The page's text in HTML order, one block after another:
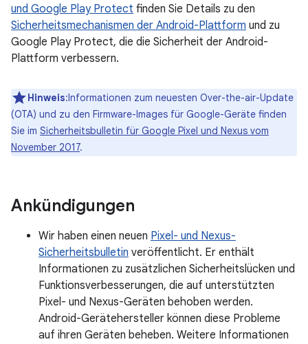
und Google Play Protect finden Sie Details zu den
Sicherheitsmechanismen der Android-Plattform und zu
Google Play Protect, die die Sicherheit der Android-
Plattform verbessern.
Hinweis:Informationen zum neuesten Over-the-air-Update
(OTA) und zu den Firmware-Images für Google-Geräte finden
Sie im Sicherheitsbulletin für Google Pixel und Nexus vom
November 2017.
Ankündigungen
Wir haben einen neuen Pixel- und Nexus-
Sicherheitsbulletin veröffentlicht. Er enthält
Informationen zu zusätzlichen Sicherheitslücken und
Funktionsverbesserungen, die auf unterstützten
Pixel- und Nexus-Geräten behoben werden.
Android-Gerätehersteller können diese Probleme
auf ihren Geräten beheben. Weitere Informationen